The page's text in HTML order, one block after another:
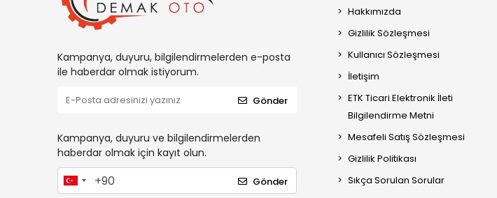
Kampanya, duyuru, bilgilendirmelerden e-posta
ile haberdar olmak istiyorum.
Gönder
Kampanya, duyuru ve bilgilendirmelerden
haberdar olmak için kayıt olun.
Gönder
Hakkımızda
Gizlilik Sözleşmesi
Kullanıcı Sözleşmesi
İletişim
ETK Ticari Elektronik İleti
Bilgilendirme Metni
Mesafeli Satış Sözleşmesi
Gizlilik Politikası
Sıkça Sorulan Sorular